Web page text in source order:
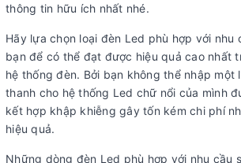
thông tin hữu ích nhất nhé.
Hãy lựa chọn loại đèn Led phù hợp với nhu
bạn để có thể đạt được hiệu quả cao nhất
hệ thống đèn. Bởi bạn không thể nhập một
thanh cho hệ thống Led chữ nổi của mình
kết hợp khập khiễng gây tốn kém chi phí
hiệu quả.
Những dòng đèn Led phù hợp với nhu cầu